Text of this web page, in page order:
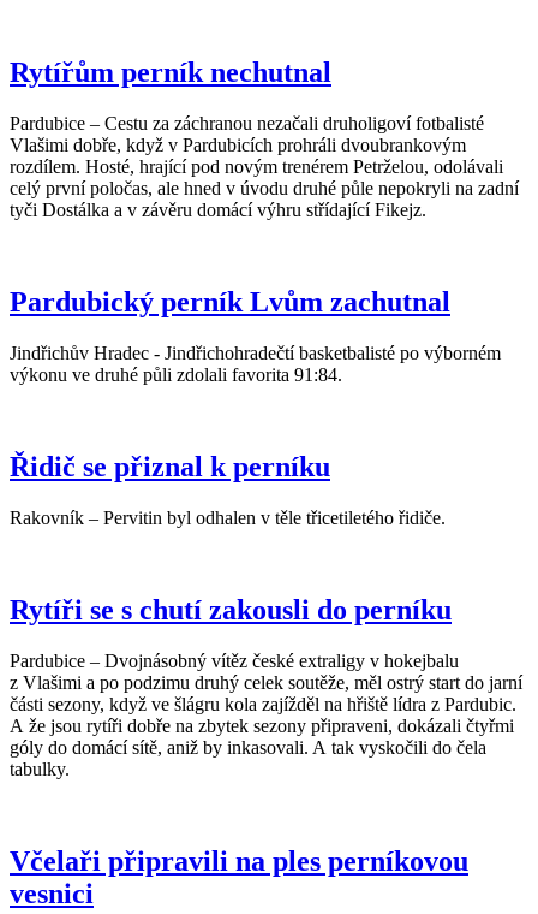
Rytířům perník nechutnal
Pardubice – Cestu za záchranou nezačali druholigoví fotbalisté
Vlašimi dobře, když v Pardubicích prohráli dvoubrankovým
rozdílem. Hosté, hrající pod novým trenérem Petrželou, odolávali
celý první poločas, ale hned v úvodu druhé půle nepokryli na zadní
tyči Dostálka a v závěru domácí výhru střídající Fikejz.
Pardubický perník Lvům zachutnal
Jindřichův Hradec - Jindřichohradečtí basketbalisté po výborném
výkonu ve druhé půli zdolali favorita 91:84.
Řidič se přiznal k perníku
Rakovník – Pervitin byl odhalen v těle třicetiletého řidiče.
Rytíři se s chutí zakousli do perníku
Pardubice – Dvojnásobný vítěz české extraligy v hokejbalu
z Vlašimi a po podzimu druhý celek soutěže, měl ostrý start do jarní
části sezony, když ve šlágru kola zajížděl na hřiště lídra z Pardubic.
A že jsou rytíři dobře na zbytek sezony připraveni, dokázali čtyřmi
góly do domácí sítě, aniž by inkasovali. A tak vyskočili do čela
tabulky.
Včelaři připravili na ples perníkovou
vesnici